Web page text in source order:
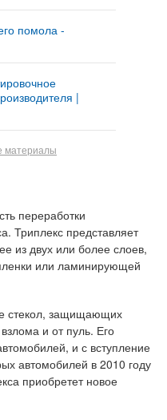
- купить у
| Ударно-
«МИКРОКСИЛЕМА
помола -
ГОРИЗОНТ»®
9.5»
450»
|
комплекс
«СМД-5 ВЕЙДЕР» |
ударного
«ДУО - ВЕЙДЕР -
«ДУО - ВЕЙДЕР -
материалы
переработки
Триплекс представляет
из двух или более слоев,
или ламинирующей
стекол, защищающих
и от пуль. Его
и с вступление
автомобилей в 2010 году
приобретет новое